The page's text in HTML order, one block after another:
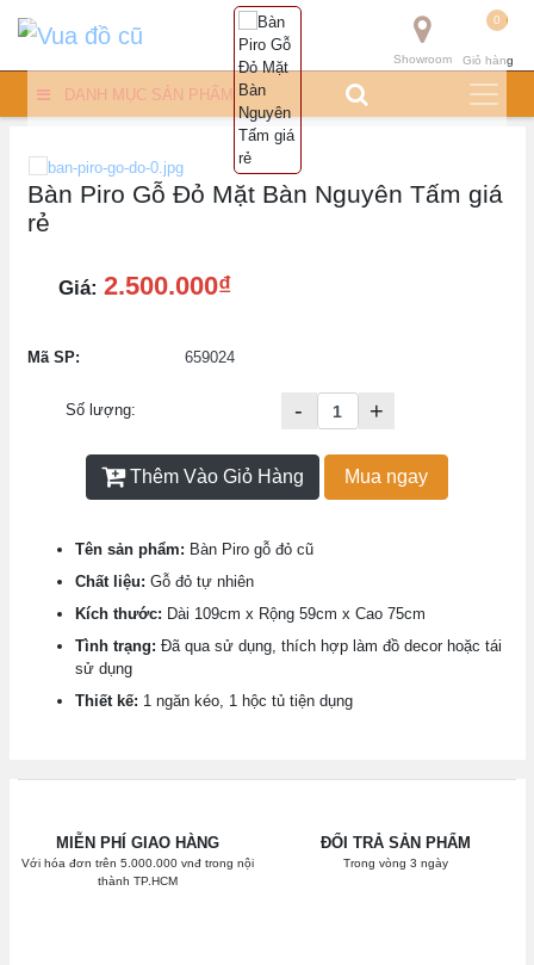
0
Giỏ hàng
Showroom
DANH MỤC SẢN PHẨM
Bàn Piro Gỗ Đỏ Mặt Bàn Nguyên Tấm giá
rẻ
Giá: 2.500.000₫
Mã SP: 659024
Số lượng: - +
Thêm Vào Giỏ Hàng Mua ngay
Tên sản phẩm: Bàn Piro gỗ đỏ cũ
Chất liệu: Gỗ đỏ tự nhiên
Kích thước: Dài 109cm x Rộng 59cm x Cao 75cm
Tình trạng: Đã qua sử dụng, thích hợp làm đồ decor hoặc tái
sử dụng
Thiết kế: 1 ngăn kéo, 1 hộc tủ tiện dụng
MIỄN PHÍ GIAO HÀNG
Với hóa đơn trên 5.000.000 vnđ trong nội
thành TP.HCM
ĐỔI TRẢ SẢN PHẨM
Trong vòng 3 ngày